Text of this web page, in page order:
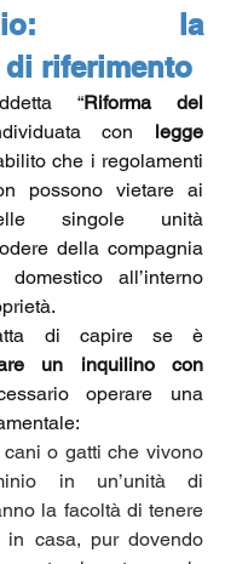
la
riferimento
“Riforma del
con legge
che i regolamenti
possono vietare ai
singole unità
della compagnia
all’interno
di capire se è
un inquilino con
operare una
o gatti che vivono
in un’unità di
la facoltà di tenere
in casa, pur dovendo